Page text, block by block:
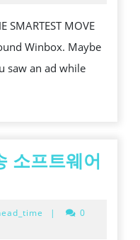
SMARTEST MOVE
Winbox. Maybe
saw an ad while
소프트웨어
|
0